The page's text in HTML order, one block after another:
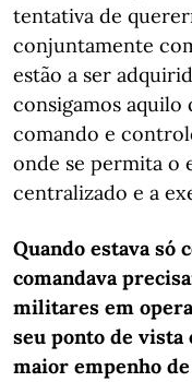
tentativa de
conjuntamente
estão a ser
consigamos aquilo
comando e
onde se permita o
centralizado e a
Quando estava só
comandava
militares em
seu ponto de vista
maior empenho